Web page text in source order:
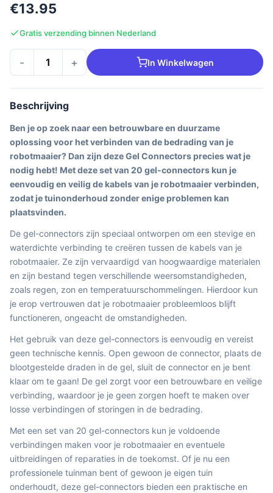
€13.95
Gratis verzending binnen Nederland
- + In Winkelwagen
Beschrijving
Ben je op zoek naar een betrouwbare en duurzame
oplossing voor het verbinden van de bedrading van je
robotmaaier? Dan zijn deze Gel Connectors precies wat je
nodig hebt! Met deze set van 20 gel-connectors kun je
eenvoudig en veilig de kabels van je robotmaaier verbinden,
zodat je tuinonderhoud zonder enige problemen kan
plaatsvinden.
De gel-connectors zijn speciaal ontworpen om een stevige en
waterdichte verbinding te creëren tussen de kabels van je
robotmaaier. Ze zijn vervaardigd van hoogwaardige materialen
en zijn bestand tegen verschillende weersomstandigheden,
zoals regen, zon en temperatuurschommelingen. Hierdoor kun
je erop vertrouwen dat je robotmaaier probleemloos blijft
functioneren, ongeacht de omstandigheden.
Het gebruik van deze gel-connectors is eenvoudig en vereist
geen technische kennis. Open gewoon de connector, plaats de
blootgestelde draden in de gel, sluit de connector en je bent
klaar om te gaan! De gel zorgt voor een betrouwbare en veilige
verbinding, waardoor je je geen zorgen hoeft te maken over
losse verbindingen of storingen in de bedrading.
Met een set van 20 gel-connectors kun je voldoende
verbindingen maken voor je robotmaaier en eventuele
uitbreidingen of reparaties in de toekomst. Of je nu een
professionele tuinman bent of gewoon je eigen tuin
onderhoudt, deze gel-connectors bieden een praktische en